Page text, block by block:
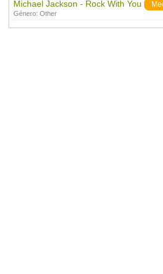
Michael Jackson - Rock With You
Género: Other